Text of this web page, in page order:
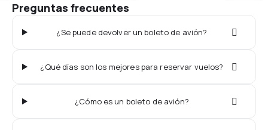
Preguntas frecuentes
¿Se puede devolver un boleto de avión?
¿Qué días son los mejores para reservar vuelos?
¿Cómo es un boleto de avión?